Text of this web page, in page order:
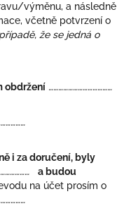
výměnu, a následně
včetně potvrzení o
že se jedná o
obdržení …………………………………
i za doručení, byly
a budou
na účet prosím o